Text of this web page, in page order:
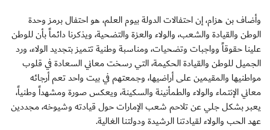
وأضاف بن هزام، إن احتفالات الدولة بيوم العلم، هو احتفال برمز وحدة
الوطن والقيادة والشعب، والولاء والعزة والتضحية، ويذكرنا دائماً بأن للوطن
علينا حقوقاً وواجبات وتضحيات، ومناسبة وطنية تتميز بتجديد الولاء، ورد
الجميل للوطن والقيادة الحكيمة، التي رسخت معاني السعادة في قلوب
مواطنيها والمقيمين على أراضيها، وجمعتهم في بيت واحد تعم أرجائه
معاني الإنتماء والولاء والطمأنينة والسكينة، ويعكس صورة ومشهداً وطنياً،
يعبر بشكل جلي عن تلاحم شعب الإمارات حول قيادته وشيوخه، مجددين
عهد الحب والولاء لقيادتنا الرشيدة ودولتنا الغالية.